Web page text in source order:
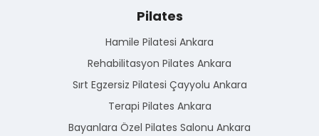
Pilates
Hamile Pilatesi Ankara
Rehabilitasyon Pilates Ankara
Sırt Egzersiz Pilatesi Çayyolu Ankara
Terapi Pilates Ankara
Bayanlara Özel Pilates Salonu Ankara